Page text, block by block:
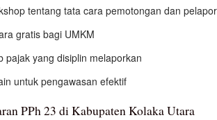
tentang tata cara pemotongan dan
gratis bagi UMKM
pajak yang disiplin melaporkan
untuk pengawasan efektif
PPh 23 di Kabupaten Kolaka Utara